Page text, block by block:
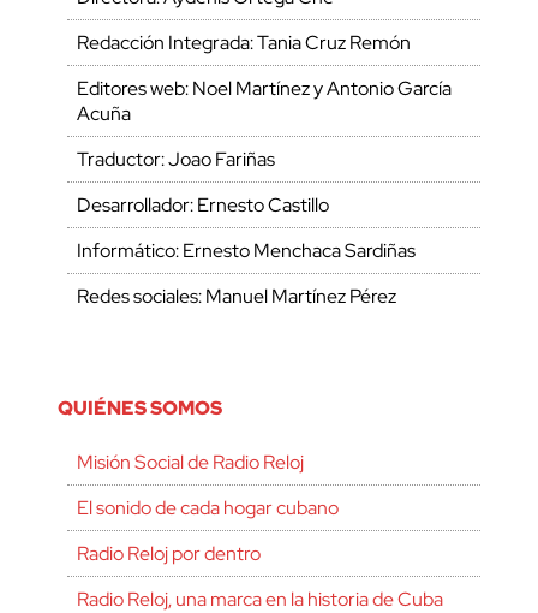
Redacción Integrada: Tania Cruz Remón
Editores web: Noel Martínez y Antonio García
Acuña
Traductor: Joao Fariñas
Desarrollador: Ernesto Castillo
Informático: Ernesto Menchaca Sardiñas
Redes sociales: Manuel Martínez Pérez
QUIÉNES SOMOS
Misión Social de Radio Reloj
El sonido de cada hogar cubano
Radio Reloj por dentro
Radio Reloj, una marca en la historia de Cuba